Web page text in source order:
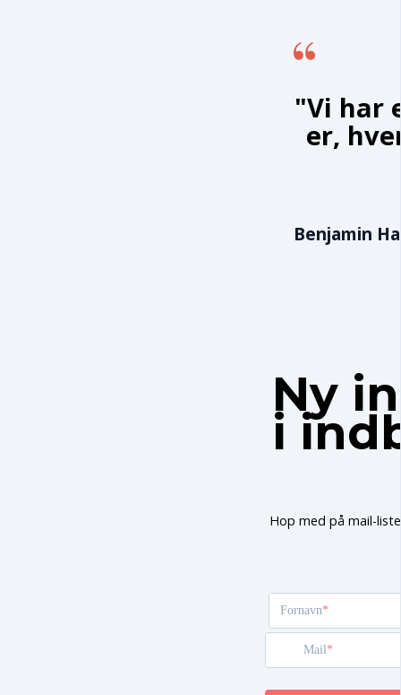
"Vi har
er,
Benjamin
Ny
i
Hop med på mail-
Fornavn
Mail